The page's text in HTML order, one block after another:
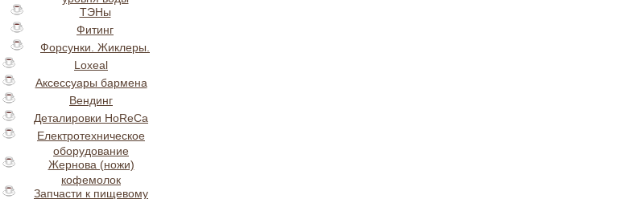
ТЭНы
Фитинг
Форсунки. Жиклеры.
Loxeal
Аксессуары бармена
Вендинг
Деталировки HoReCa
Електротехническое
оборудование
Жернова (ножи)
кофемолок
Запчасти к пищевому